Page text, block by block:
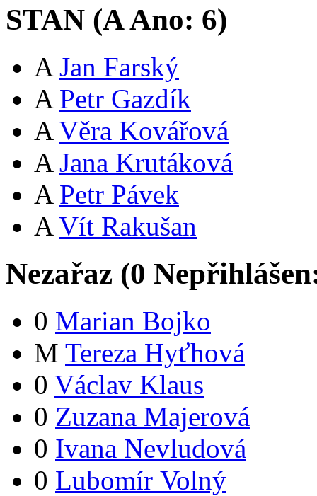
STAN (AAno: 6)
A Jan Farský
A Petr Gazdík
A Věra Kovářová
A Jana Krutáková
A Petr Pávek
A Vít Rakušan
Nezařaz (0
0 Marian Bojko
M Tereza Hyťhová
0 Václav Klaus
0 Zuzana Majerová
0 Ivana Nevludová
0 Lubomír Volný